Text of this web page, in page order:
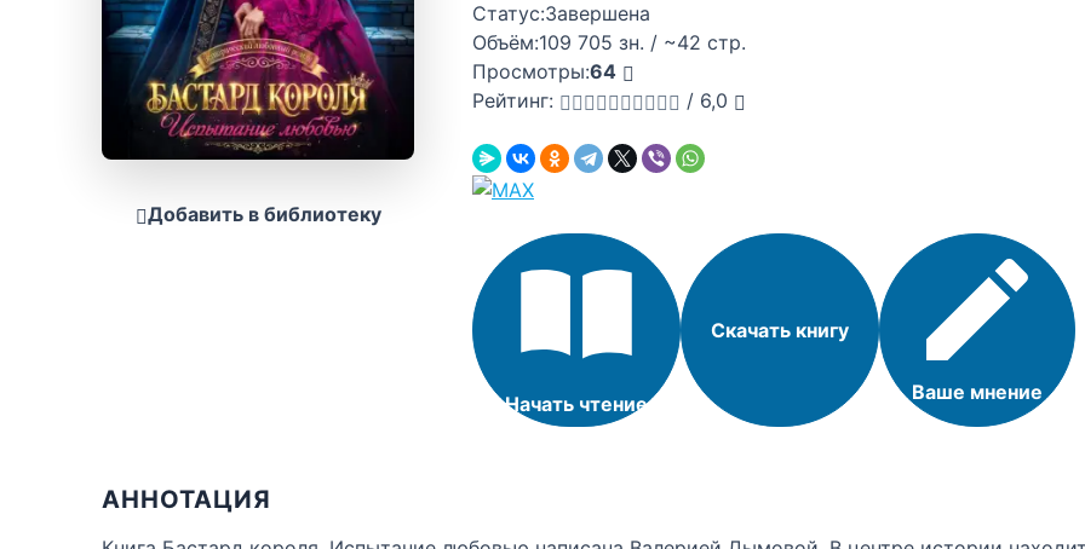
Добавить в библиотеку
Статус:Завершена
Объём:109 705 зн. / ~42 стр.
Просмотры:64
Рейтинг:
/ 6,0
Начать чтение
Скачать книгу
Ваше мнение
АННОТАЦИЯ